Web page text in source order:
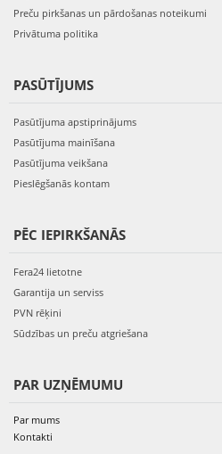
Preču pirkšanas un pārdošanas noteikumi
Privātuma politika
PASŪTĪJUMS
Pasūtījuma apstiprinājums
Pasūtījuma mainīšana
Pasūtījuma veikšana
Pieslēgšanās kontam
PĒC IEPIRKŠANĀS
Fera24 lietotne
Garantija un serviss
PVN rēķini
Sūdzības un preču atgriešana
PAR UZŅĒMUMU
Par mums
Kontakti